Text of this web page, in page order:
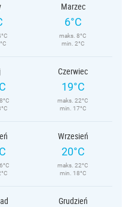
Marzec
6°C
maks. 8°C
min. 2°C
Czerwiec
19°C
maks. 22°C
min. 17°C
Wrzesień
20°C
maks. 22°C
min. 18°C
Grudzień